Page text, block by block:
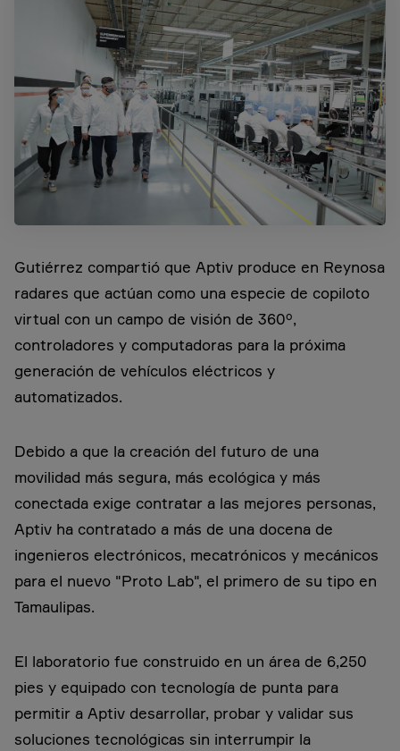
Gutiérrez compartió que Aptiv produce en Reynosa
radares que actúan como una especie de copiloto
virtual con un campo de visión de 360º,
controladores y computadoras para la próxima
generación de vehículos eléctricos y
automatizados.
Debido a que la creación del futuro de una
movilidad más segura, más ecológica y más
conectada exige contratar a las mejores personas,
Aptiv ha contratado a más de una docena de
ingenieros electrónicos, mecatrónicos y mecánicos
para el nuevo "Proto Lab", el primero de su tipo en
Tamaulipas.
El laboratorio fue construido en un área de 6,250
pies y equipado con tecnología de punta para
permitir a Aptiv desarrollar, probar y validar sus
soluciones tecnológicas sin interrumpir la